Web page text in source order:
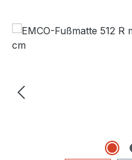
Bildergalerie überspringen